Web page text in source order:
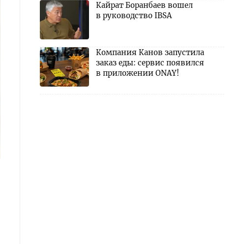
Кайрат Боранбаев вошел
в руководство IBSA
Компания Канов запустила
заказ еды: сервис появился
в приложении ONAY!